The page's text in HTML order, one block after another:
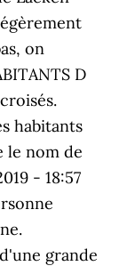
on
D
habitants
le nom de
- 18:57
grande